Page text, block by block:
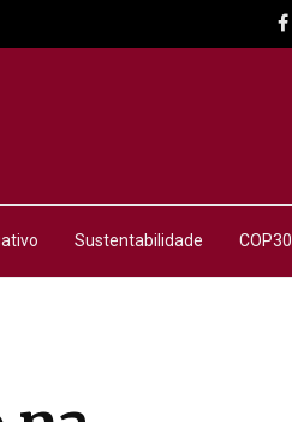
Sustentabilidade COP30